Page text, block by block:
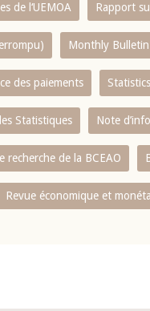
de l‘UEMOA Rapport
Monthly
des paiements
Statistiques Note
recherche de la BCEAO
Revue économique et